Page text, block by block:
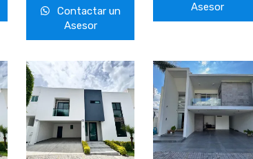
Contactar un
Asesor
Asesor